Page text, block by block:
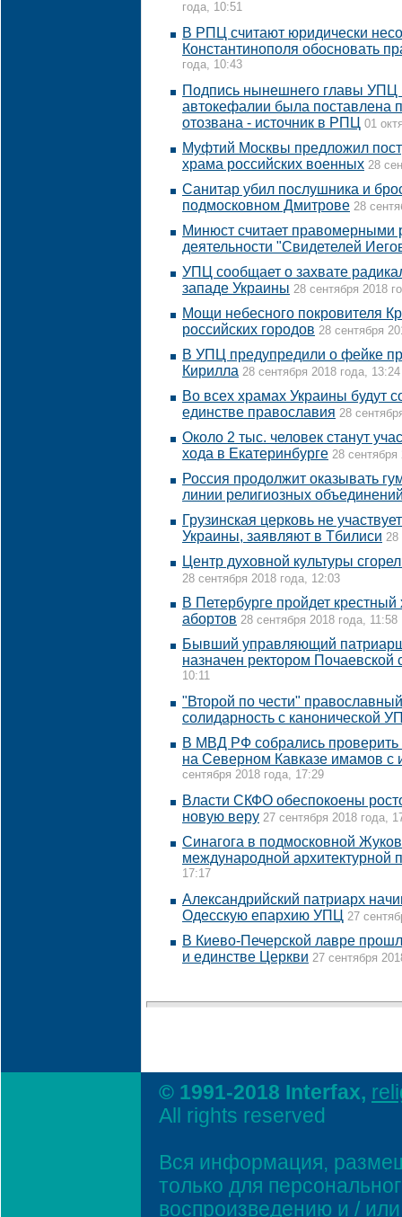
года, 10:51
В РПЦ считают юридически
Константинополя обосновать
года, 10:43
Подпись нынешнего главы УПЦ
автокефалии была поставлена
отозвана - источник в РПЦ 01
Муфтий Москвы предложил
храма российских военных 28
Санитар убил послушника и
подмосковном Дмитрове 28
Минюст считает правомерными
деятельности "Свидетелей
УПЦ сообщает о захвате
западе Украины 28 сентября 2018
Мощи небесного покровителя
российских городов 28 сентября
В УПЦ предупредили о фейке
Кирилла 28 сентября 2018 года, 13:24
Во всех храмах Украины будут
единстве православия 28
Около 2 тыс. человек станут
хода в Екатеринбурге 28 сентября
Россия продолжит оказывать
линии религиозных
Грузинская церковь не
Украины, заявляют в Тбилиси 28
Центр духовной культуры
28 сентября 2018 года, 12:03
В Петербурге пройдет
абортов 28 сентября 2018 года, 11:58
Бывший управляющий
назначен ректором Почаевской
10:11
"Второй по чести"
солидарность с канонической
В МВД РФ собрались
на Северном Кавказе имамов
сентября 2018 года, 17:29
Власти СКФО обеспокоены
новую веру 27 сентября 2018 года,
Синагога в подмосковной
международной архитектурной
17:17
Александрийский патриарх
Одесскую епархию УПЦ 27
В Киево-Печерской лавре
и единстве Церкви 27 сентября
© 1991-2018 Interfax,
All rights reserved
Вся информация,
только для
воспроизведению и /